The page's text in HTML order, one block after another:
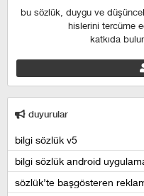
bu sözlük, duygu ve
hislerini tercüme
katkıda
duyurular
bilgi sözlük v5
bilgi sözlük android
sözlük'te başgösteren